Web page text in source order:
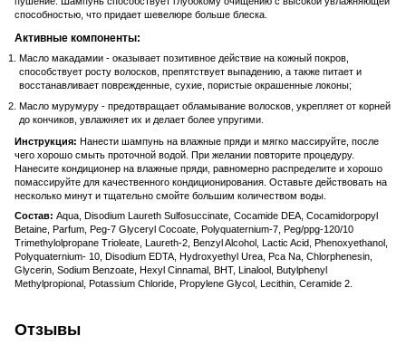
способностью, что придает шевелюре больше блеска.
Активные компоненты:
Масло макадамии - оказывает позитивное действие на кожный покров,
способствует росту волосков, препятствует выпадению, а также питает и
восстанавливает поврежденные, сухие, пористые окрашенные локоны;
Масло мурумуру - предотвращает обламывание волосков, укрепляет от корней
до кончиков, увлажняет их и делает более упругими.
Инструкция: Нанести шампунь на влажные пряди и мягко массируйте, после
чего хорошо смыть проточной водой. При желании повторите процедуру.
Нанесите кондиционер на влажные пряди, равномерно распределите и хорошо
помассируйте для качественного кондиционирования. Оставьте действовать на
несколько минут и тщательно смойте большим количеством воды.
Состав: Aqua, Disodium Laureth Sulfosuccinate, Cocamide DEA, Cocamidorpopyl
Betaine, Parfum, Peg-7 Glyceryl Cocoate, Polyquaternium-7, Peg/ppg-120/10
Trimethylolpropane Trioleate, Laureth-2, Benzyl Alcohol, Lactic Acid, Phenoxyethanol,
Polyquaternium- 10, Disodium EDTA, Hydroxyethyl Urea, Pca Na, Chlorphenesin,
Glycerin, Sodium Benzoate, Hexyl Cinnamal, BHT, Linalool, Butylphenyl
Methylpropional, Potassium Chloride, Propylene Glycol, Lecithin, Ceramide 2.
Отзывы